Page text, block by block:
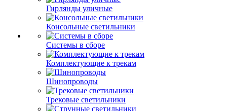
Гирлянды уличные
Консольные светильники
Системы в сборе
Комплектующие к трекам
Шинопроводы
Трековые светильники